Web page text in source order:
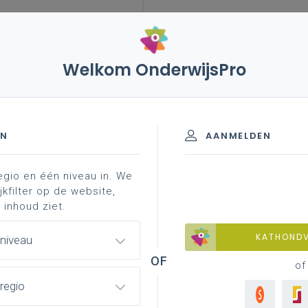
vakken en leerplannen 2de graad
inspirerend materiaal
- 2de graad - A-
Welkom OnderwijsPro
AANMELDEN
of
en één niveau in. We
op de website,
ziet.